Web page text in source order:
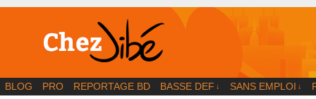
BD | Illustration | Blog
BLOG PRO REPORTAGE BD BASSE DEF ↓ SANS EMPLOI ↓